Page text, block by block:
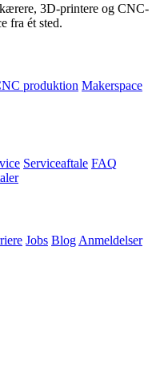
3D-printere og CNC-
fra ét sted.
produktion Makerspace
Serviceaftale FAQ
Jobs Blog Anmeldelser